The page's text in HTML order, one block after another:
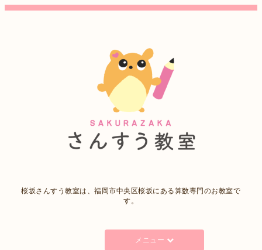
桜坂さんすう教室は、福岡市中央区桜坂にある算数専門のお教室で
す。
メニュー